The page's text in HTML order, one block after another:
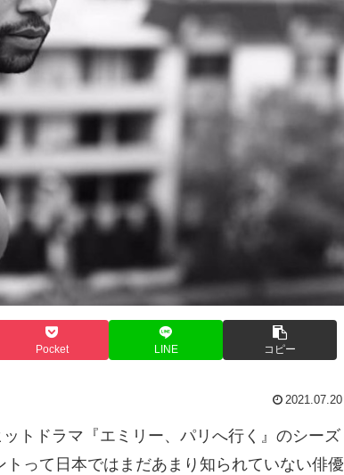
Pocket LINE コピー
2021.07.20
トドラマ『エミリー、パリへ行く』のシーズ
って日本ではまだあまり知られていない俳優